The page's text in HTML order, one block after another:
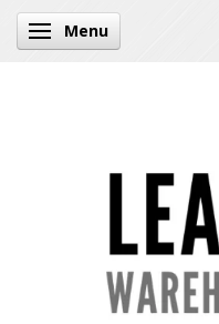
Skifte navigation
Menu